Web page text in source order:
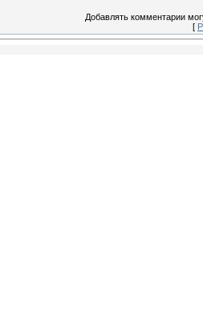
Добавлять комментарии
[